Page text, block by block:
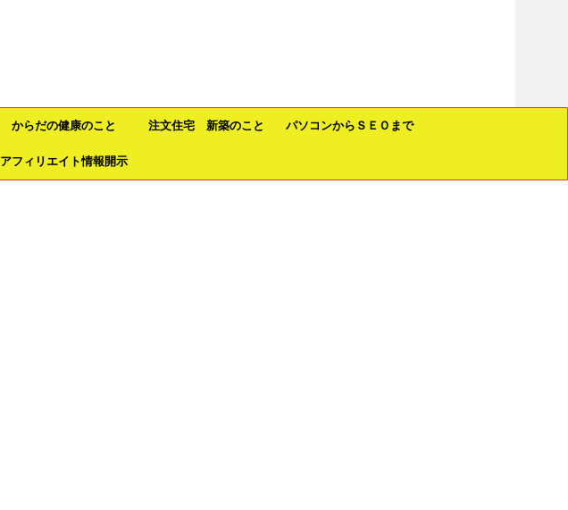
からだの健康のこと 注文住宅 新築のこと パソコンからＳＥＯまで
アフィリエイト情報開示